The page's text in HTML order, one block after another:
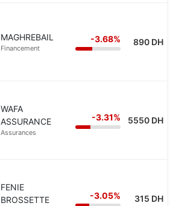
MAGHREBAIL
Financement
-3.68% 890 DH
WAFA
ASSURANCE
Assurances
-3.31% 5550 DH
FENIE
BROSSETTE
-3.05% 315 DH